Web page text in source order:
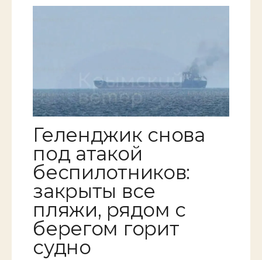
Геленджик снова
под атакой
беспилотников:
закрыты все
пляжи, рядом с
берегом горит
судно